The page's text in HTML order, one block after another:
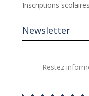
Inscriptions scolaires
Newsletter
Restez